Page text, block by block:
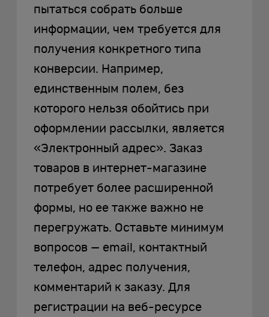
пытаться собрать больше
информации, чем требуется для
получения конкретного типа
конверсии. Например,
единственным полем, без
которого нельзя обойтись при
оформлении рассылки, является
«Электронный адрес». Заказ
товаров в интернет-магазине
потребует более расширенной
формы, но ее также важно не
перегружать. Оставьте минимум
вопросов — email, контактный
телефон, адрес получения,
комментарий к заказу. Для
регистрации на веб-ресурсе